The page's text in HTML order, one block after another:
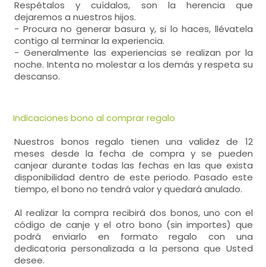
Respétalos y cuídalos, son la herencia que
dejaremos a nuestros hijos.
- Procura no generar basura y, si lo haces, llévatela
contigo al terminar la experiencia.
- Generalmente las experiencias se realizan por la
noche. Intenta no molestar a los demás y respeta su
descanso.
Indicaciones bono al comprar regalo
Nuestros bonos regalo tienen una validez de 12
meses desde la fecha de compra y se pueden
canjear durante todas las fechas en las que exista
disponibilidad dentro de este periodo. Pasado este
tiempo, el bono no tendrá valor y quedará anulado.
Al realizar la compra recibirá dos bonos, uno con el
código de canje y el otro bono (sin importes) que
podrá enviarlo en formato regalo con una
dedicatoria personalizada a la persona que Usted
desee.